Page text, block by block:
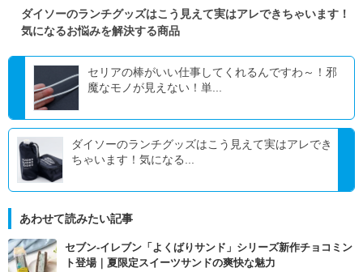
ダイソーのランチグッズはこう見えて実はアレできちゃいます！
気になるお悩みを解決する商品
セリアの棒がいい仕事してくれるんですわ～！邪
魔なモノが見えない！単...
ダイソーのランチグッズはこう見えて実はアレでき
ちゃいます！気になる...
あわせて読みたい記事
セブン‐イレブン「よくばりサンド」シリーズ新作チョコミン
ト登場｜夏限定スイーツサンドの爽快な魅力